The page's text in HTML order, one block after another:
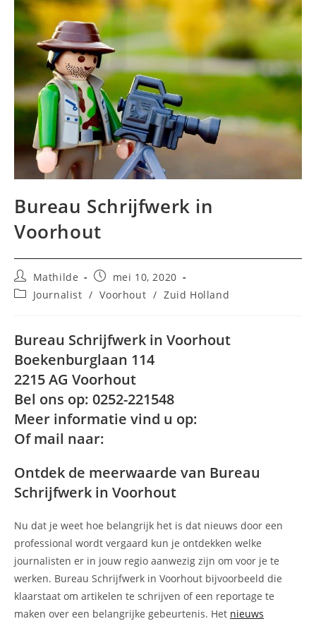
Bureau Schrijfwerk in
Voorhout
Bericht
auteur:
Mathilde
Bericht
gepubliceerd
op:
mei 10, 2020
Berichtcategorie:
Journalist / Voorhout / Zuid Holland
Bureau Schrijfwerk in Voorhout
Boekenburglaan 114
2215 AG Voorhout
Bel ons op: 0252-221548
Meer informatie vind u op:
Of mail naar:
Ontdek de meerwaarde van Bureau
Schrijfwerk in Voorhout
Nu dat je weet hoe belangrijk het is dat nieuws door een
professional wordt vergaard kun je ontdekken welke
journalisten er in jouw regio aanwezig zijn om voor je te
werken. Bureau Schrijfwerk in Voorhout bijvoorbeeld die
klaarstaat om artikelen te schrijven of een reportage te
maken over een belangrijke gebeurtenis. Het nieuws